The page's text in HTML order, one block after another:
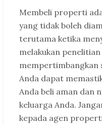
Membeli properti
yang tidak boleh
terutama ketika
melakukan
mempertimbangkan
Anda dapat
Anda beli aman dan
keluarga Anda.
kepada agen